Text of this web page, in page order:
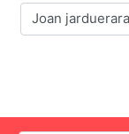
Joan jarduerara